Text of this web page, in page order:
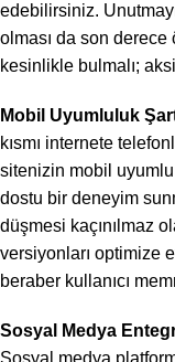
edebilirsiniz.
olması da son derece
kesinlikle bulmalı;
Mobil Uyumluluk
kısmı internete
sitenizin mobil uyumlu
dostu bir deneyim
düşmesi kaçınılmaz
versiyonları optimize
beraber kullanıcı
Sosyal Medya
Sosyal medya